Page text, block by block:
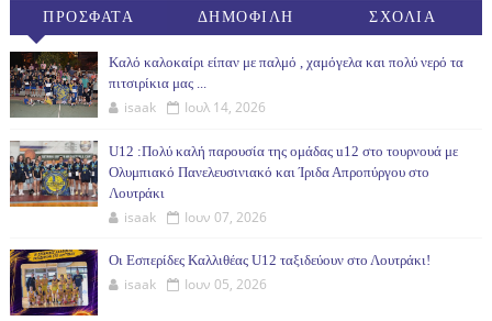
ΠΡΟΣΦΑΤΑ ΔΗΜΟΦΙΛΗ ΣΧΟΛΙΑ
Καλό καλοκαίρι είπαν με παλμό , χαμόγελα και πολύ νερό τα
πιτσιρίκια μας ...
isaak Ιουλ 14, 2026
U12 :Πολύ καλή παρουσία της ομάδας u12 στο τουρνουά με
Ολυμπιακό Πανελευσινιακό και Ίριδα Απροπύργου στο
Λουτράκι
isaak Ιουν 07, 2026
Οι Εσπερίδες Καλλιθέας U12 ταξιδεύουν στο Λουτράκι!
isaak Ιουν 05, 2026